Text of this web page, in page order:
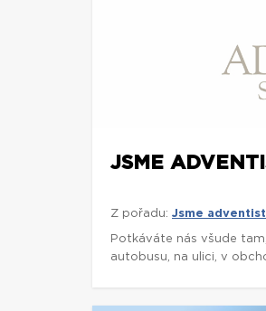
JSME
Z pořadu: Jsme
Potkáváte nás všude
autobusu, na ulici, v